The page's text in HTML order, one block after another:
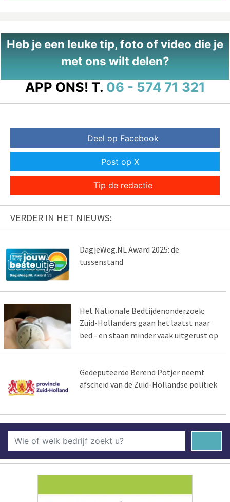
Heb je een leuke tip, foto of video die je
met ons wilt delen?
APP ONS! T. 06 - 574 71 321
Deel op Facebook
Post op X
Tip de redactie
VERDER IN HET NIEUWS:
DagjeWeg.NL Award 2025: de
tussenstand
Het Nationale Bedtijdenonderzoek:
Zuid-Hollanders gaan het laatst naar
bed - en staan minder vaak uitgerust op
Gedeputeerde Berend Potjer neemt
afscheid van de Zuid-Hollandse politiek